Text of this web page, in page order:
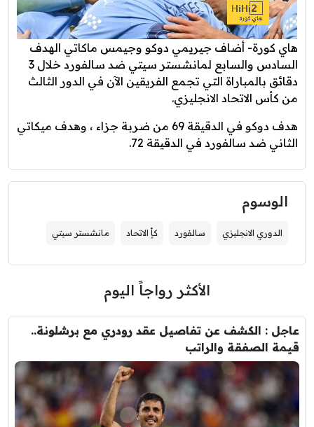
هاي كورة- أضاف جيريمي دوكو وجيمس ماكاتي الهدف
السادس والسابع لمانشستر سيتي ضد سالفورد خلال 3
دقائق بالمباراة التي تجمع الفريقين الآن في الدور الثالث
من كأس الاتحاد الانجليزي.
هدف دوكو في الدقيقة 69 من ضربة جزاء ، وهدف ميكاتي
الثاني ضد سالفورد في الدقيقة 72.
الوسوم
الدوري الانجليزي سالفورد كأٍ الاتحاد مانشستر سيتي
الأكثر رواجاً اليوم
عاجل : الكشف عن تفاصيل عقد رودري مع برشلونة..
قيمة الصفقة والراتب